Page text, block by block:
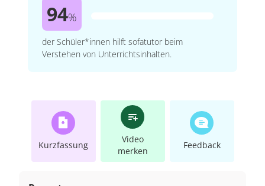
94%
der Schüler*innen hilft sofatutor beim
Verstehen von Unterrichtsinhalten.
Kurzfassung
Video
merken
Feedback